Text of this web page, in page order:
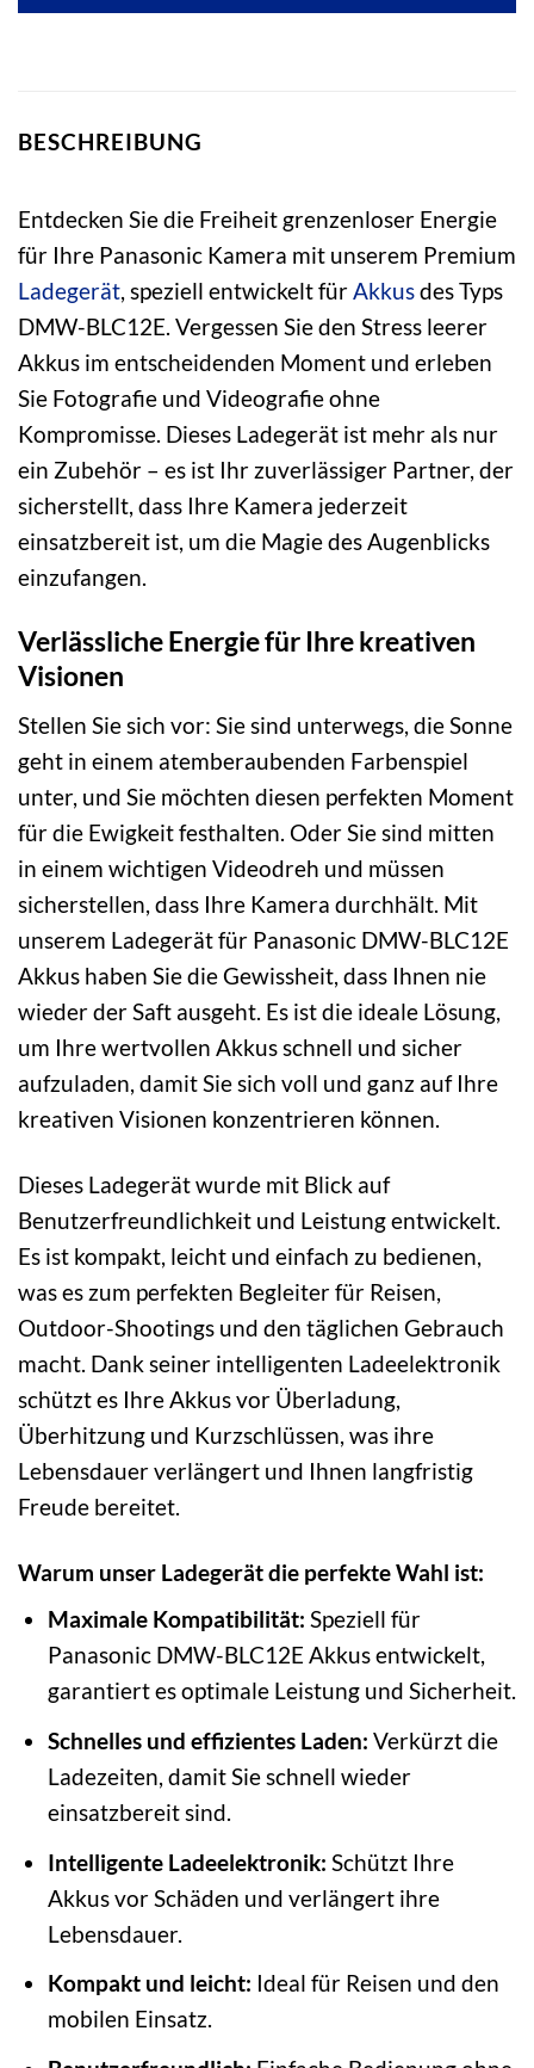
BESCHREIBUNG
Entdecken Sie die Freiheit grenzenloser Energie
für Ihre Panasonic Kamera mit unserem Premium
Ladegerät , speziell entwickelt für Akkusdes Typs
DMW-BLC12E. Vergessen Sie den Stress leerer
Akkus im entscheidenden Moment und erleben
Sie Fotografie und Videografie ohne
Kompromisse. Dieses Ladegerät ist mehr als nur
ein Zubehör – es ist Ihr zuverlässiger Partner, der
sicherstellt, dass Ihre Kamera jederzeit
einsatzbereit ist, um die Magie des Augenblicks
einzufangen.
Verlässliche Energie für Ihre kreativen
Visionen
Stellen Sie sich vor: Sie sind unterwegs, die Sonne
geht in einem atemberaubenden Farbenspiel
unter, und Sie möchten diesen perfekten Moment
für die Ewigkeit festhalten. Oder Sie sind mitten
in einem wichtigen Videodreh und müssen
sicherstellen, dass Ihre Kamera durchhält. Mit
unserem Ladegerät für Panasonic DMW-BLC12E
Akkus haben Sie die Gewissheit, dass Ihnen nie
wieder der Saft ausgeht. Es ist die ideale Lösung,
um Ihre wertvollen Akkus schnell und sicher
aufzuladen, damit Sie sich voll und ganz auf Ihre
kreativen Visionen konzentrieren können.
Dieses Ladegerät wurde mit Blick auf
Benutzerfreundlichkeit und Leistung entwickelt.
Es ist kompakt, leicht und einfach zu bedienen,
was es zum perfekten Begleiter für Reisen,
Outdoor-Shootings und den täglichen Gebrauch
macht. Dank seiner intelligenten Ladeelektronik
schützt es Ihre Akkus vor Überladung,
Überhitzung und Kurzschlüssen, was ihre
Lebensdauer verlängert und Ihnen langfristig
Freude bereitet.
Warum unser Ladegerät die perfekte Wahl ist:
Maximale Kompatibilität: Speziell für
Panasonic DMW-BLC12E Akkus entwickelt,
garantiert es optimale Leistung und Sicherheit.
Schnelles und effizientes Laden: Verkürzt die
Ladezeiten, damit Sie schnell wieder
einsatzbereit sind.
Intelligente Ladeelektronik: Schützt Ihre
Akkus vor Schäden und verlängert ihre
Lebensdauer.
Kompakt und leicht: Ideal für Reisen und den
mobilen Einsatz.